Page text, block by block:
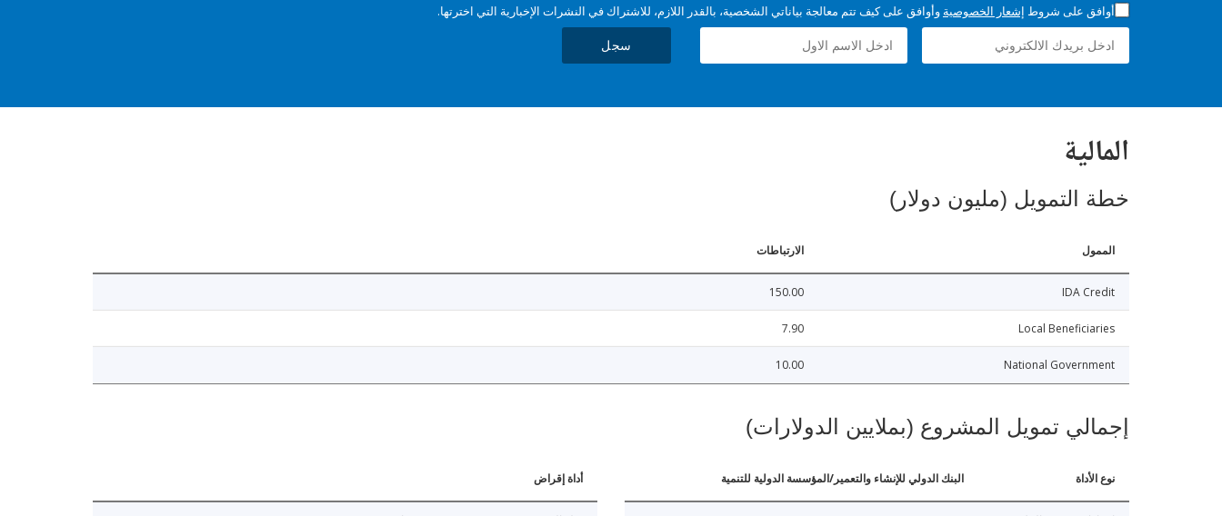
أوافق على شروط إشعار الخصوصية وأوافق على كيف تتم معالجة بياناتي الشخصية، بالقدر اللازم، للاشتراك في النشرات الإخبارية التي اخترتها.
سجل
المالية
خطة التمويل (مليون دولار)
الممول الارتباطات
IDA Credit
150.00
Local Beneficiaries
7.90
National Government
10.00
إجمالي تمويل المشروع (بملايين الدولارات)
نوع الأداة البنك الدولي للإنشاء والتعمير/المؤسسة الدولية للتنمية أداة إقراض